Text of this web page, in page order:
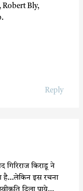
Robert Bly,
Reply
गिरिराज किराडू ने
है…लेकिन इस रचना